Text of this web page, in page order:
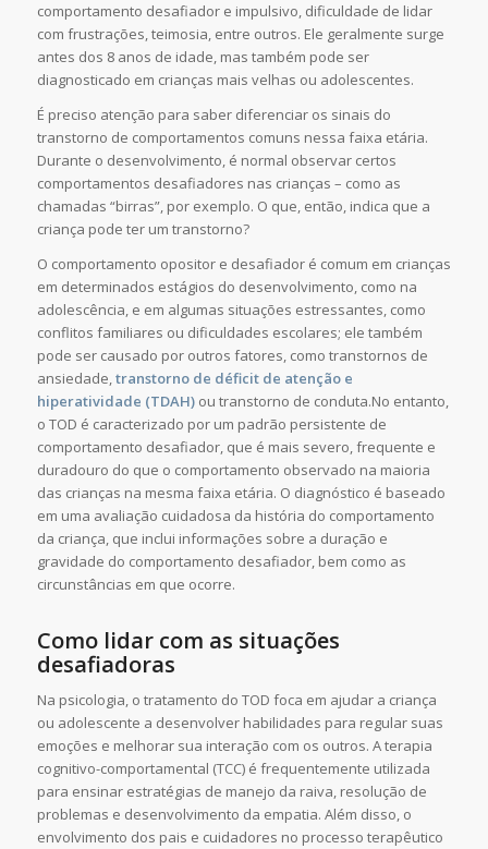
comportamento desafiador e impulsivo, dificuldade de lidar
com frustrações, teimosia, entre outros. Ele geralmente surge
antes dos 8 anos de idade, mas também pode ser
diagnosticado em crianças mais velhas ou adolescentes.
É preciso atenção para saber diferenciar os sinais do
transtorno de comportamentos comuns nessa faixa etária.
Durante o desenvolvimento, é normal observar certos
comportamentos desafiadores nas crianças – como as
chamadas “birras”, por exemplo. O que, então, indica que a
criança pode ter um transtorno?
O comportamento opositor e desafiador é comum em crianças
em determinados estágios do desenvolvimento, como na
adolescência, e em algumas situações estressantes, como
conflitos familiares ou dificuldades escolares; ele também
pode ser causado por outros fatores, como transtornos de
ansiedade,transtorno de déficit de atenção e
hiperatividade (TDAH)ou transtorno de conduta.No entanto,
o TOD é caracterizado por um padrão persistente de
comportamento desafiador, que é mais severo, frequente e
duradouro do que o comportamento observado na maioria
das crianças na mesma faixa etária. O diagnóstico é baseado
em uma avaliação cuidadosa da história do comportamento
da criança, que inclui informações sobre a duração e
gravidade do comportamento desafiador, bem como as
circunstâncias em que ocorre.
Como lidar com as situações
desafiadoras
Na psicologia, o tratamento do TOD foca em ajudar a criança
ou adolescente a desenvolver habilidades para regular suas
emoções e melhorar sua interação com os outros. A terapia
cognitivo-comportamental (TCC) é frequentemente utilizada
para ensinar estratégias de manejo da raiva, resolução de
problemas e desenvolvimento da empatia. Além disso, o
envolvimento dos pais e cuidadores no processo terapêutico